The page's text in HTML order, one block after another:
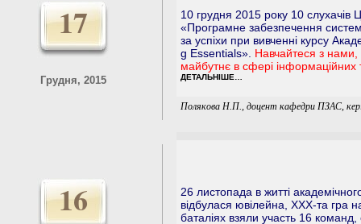
17
Грудня, 2015
10 грудня 2015 року 10 слухачів
«Програмне забезпечення
за успіхи при вивченні курсу
g Essentials». Навчайтеся з
майбутнє в сфері інформаційних
ДЕТАЛЬНІШЕ…
Полякова Н.П., доцент кафедри ПЗАС,
16
26 листопада в житті
відбулася ювілейна, ХХХ-та гра
баталіях взяли участь 16